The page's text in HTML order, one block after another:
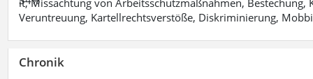
Veruntreuung, Kartellrechtsverstöße, Diskriminierung,
Chronik